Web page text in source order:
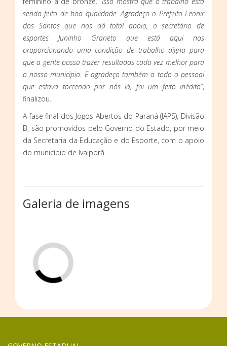
sendo feito de boa qualidade. Agradeço o Prefeito Leonir
dos Santos que nos dá total apoio, o secretário de
esportes Juninho Graneto que está aqui nos
proporcionando uma condição de trabalho digna para
que a gente possa trazer resultados cada vez melhor para
o nosso município. E agradeço também a todo o pessoal
que estava torcendo por nós lá, foi um feito inédito”,
finalizou.
A fase final dos Jogos Abertos do Paraná (JAPS), Divisão
B, são promovidos pelo Governo do Estado, por meio
da Secretaria da Educação e do Esporte, com o apoio
do município de Ivaiporã.
Galeria de imagens